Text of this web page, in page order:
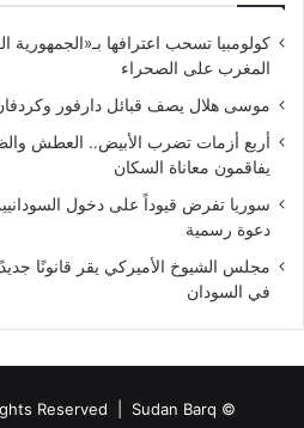
كولومبيا تسحب اعترافها بـ«الجمهورية
المغرب على الصحراء
موسى هلال يصف قبائل دارفور وكردفان
أربع أزمات تضرب الأبيض.. العطش
يفاقمون معاناة السكان
سوريا تفرض قيوداً على دخول
دعوة رسمية
مجلس الشيوخ الأميركي يقر قانونًا
في السودان
© Copyright 2026, All Rights Reserved |
Sudan Barq